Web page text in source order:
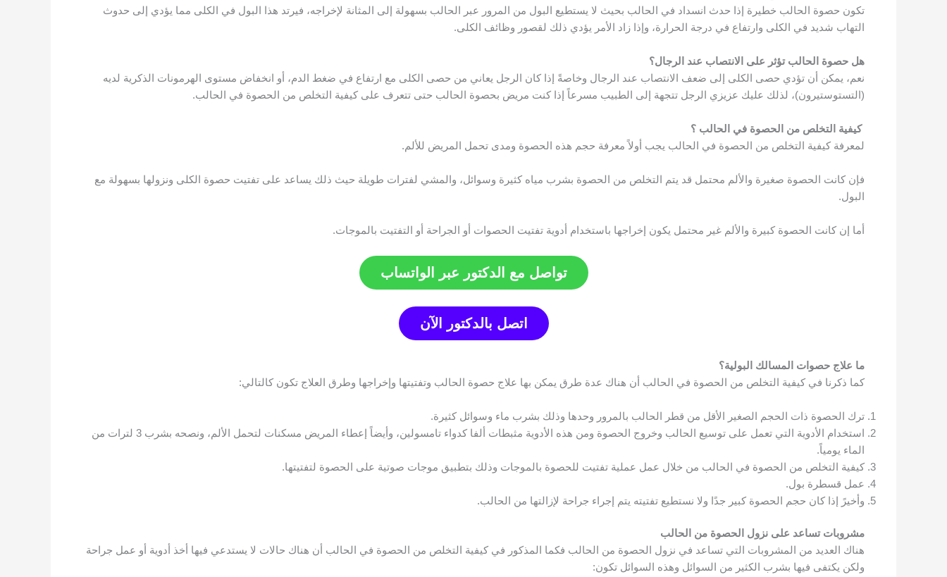
تكون حصوة الحالب خطيرة إذا حدث انسداد في الحالب بحيث لا يستطيع البول من المرور عبر الحالب بسهولة إلى المثانة لإخراجه، فيرتد هذا البول في الكلى مما يؤدي إلى حدوث
التهاب شديد في الكلى وارتفاع في درجة الحرارة، وإذا زاد الأمر يؤدي ذلك لقصور وظائف الكلى.
هل حصوة الحالب تؤثر على الانتصاب عند الرجال؟
نعم، يمكن أن تؤدي حصى الكلى إلى ضعف الانتصاب عند الرجال وخاصةً إذا كان الرجل يعاني من حصى الكلى مع ارتفاع في ضغط الدم، أو انخفاض مستوى الهرمونات الذكرية لديه
(التستوستيرون)، لذلك عليك عزيزي الرجل تتجهة إلى الطبيب مسرعاً إذا كنت مريض بحصوة الحالب حتى تتعرف على كيفية التخلص من الحصوة في الحالب.
كيفية التخلص من الحصوة في الحالب ؟
لمعرفة كيفية التخلص من الحصوة في الحالب يجب أولاً معرفة حجم هذه الحصوة ومدى تحمل المريض للألم.
فإن كانت الحصوة صغيرة والألم محتمل قد يتم التخلص من الحصوة بشرب مياه كثيرة وسوائل، والمشي لفترات طويلة حيث ذلك يساعد على تفتيت حصوة الكلى ونزولها بسهولة مع
البول.
أما إن كانت الحصوة كبيرة والألم غير محتمل يكون إخراجها باستخدام أدوية تفتيت الحصوات أو الجراحة أو التفتيت بالموجات.
تواصل مع الدكتور عبر الواتساب
اتصل بالدكتور الآن
ما علاج حصوات المسالك البولية؟
كما ذكرنا في كيفية التخلص من الحصوة في الحالب أن هناك عدة طرق يمكن بها علاج حصوة الحالب وتفتيتها وإخراجها وطرق العلاج تكون كالتالي:
ترك الحصوة ذات الحجم الصغير الأقل من قطر الحالب بالمرور وحدها وذلك بشرب ماء وسوائل كثيرة.
استخدام الأدوية التي تعمل على توسيع الحالب وخروج الحصوة ومن هذه الأدوية مثبطات ألفا كدواء تامسولين، وأيضاً إعطاء المريض مسكنات لتحمل الألم، ونصحه بشرب 3 لترات من
الماء يومياً.
كيفية التخلص من الحصوة في الحالب من خلال عمل عملية تفتيت للحصوة بالموجات وذلك بتطبيق موجات صوتية على الحصوة لتفتيتها.
عمل قسطرة بول.
وأخيرً إذا كان حجم الحصوة كبير جدًا ولا نستطيع تفتيته يتم إجراء جراحة لإزالتها من الحالب.
مشروبات تساعد على نزول الحصوة من الحالب
هناك العديد من المشروبات التي تساعد في نزول الحصوة من الحالب فكما المذكور في كيفية التخلص من الحصوة في الحالب أن هناك حالات لا يستدعي فيها أخذ أدوية أو عمل جراحة
ولكن يكتفى فيها بشرب الكثير من السوائل وهذه السوائل تكون: